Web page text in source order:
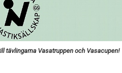
tävlingarna Vasatruppen och Vasacupen!